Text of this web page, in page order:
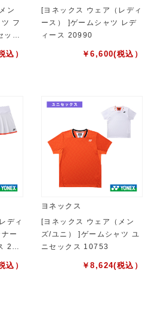
ン
フ
ック
込）
[ヨネックス ウェア（レディ
ース） ]ゲームシャツ レデ
ィース 20990
￥6,600(税込）
ディ
ー
261
込）
ヨネックス
[ヨネックス ウェア（メン
ズ/ユニ） ]ゲームシャツ ユ
ニセックス 10753
￥8,624(税込）